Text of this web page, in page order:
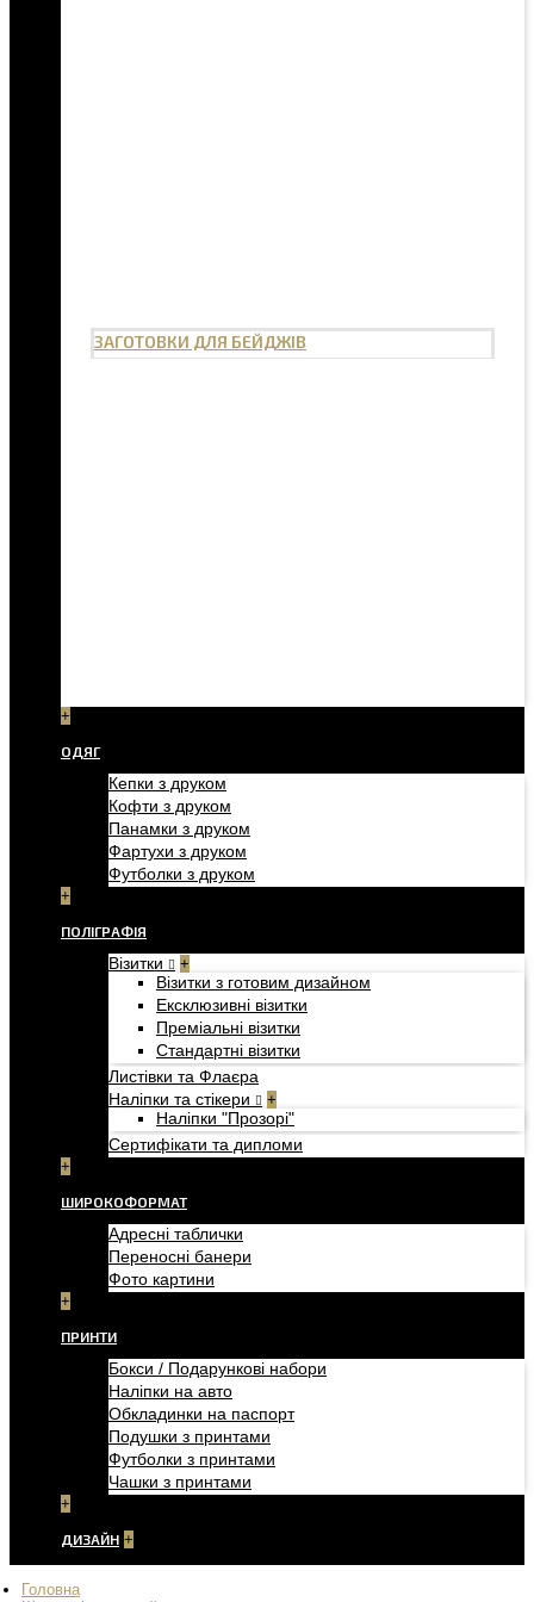
ЗАГОТОВКИ ДЛЯ БЕЙДЖІВ
+
ОДЯГ
Кепки з друком
Кофти з друком
Панамки з друком
Фартухи з друком
Футболки з друком
+
ПОЛІГРАФІЯ
Візитки +
Візитки з готовим дизайном
Ексклюзивні візитки
Преміальні візитки
Стандартні візитки
Листівки та Флаєра
Наліпки та стікери
+
Наліпки "Прозорі"
Сертифікати та дипломи
+
ШИРОКОФОРМАТ
Адресні таблички
Переносні банери
Фото картини
+
ПРИНТИ
Бокси / Подарункові набори
Наліпки на авто
Обкладинки на паспорт
Подушки з принтами
Футболки з принтами
Чашки з принтами
+
ДИЗАЙН +
Головна